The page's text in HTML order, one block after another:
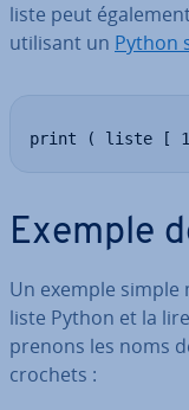
liste peut
utilisant un Python
print ( liste [
Exemple
Un exemple
liste Python et la
prenons les noms
crochets :